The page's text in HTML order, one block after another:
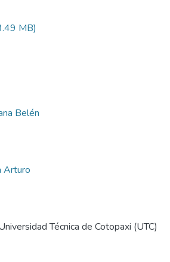
MB)
Belén
Arturo
Técnica de Cotopaxi (UTC)